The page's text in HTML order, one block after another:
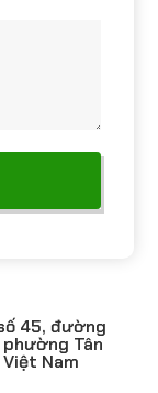
45, đường
Tân
Nam